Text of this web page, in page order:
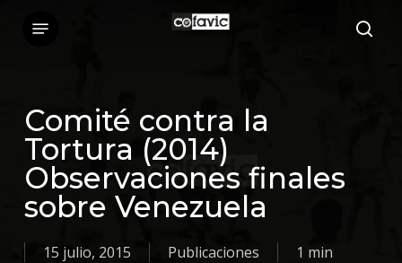
content
Comité contra la
Tortura (2014)
Observaciones finales
sobre Venezuela
15 julio, 2015 Publicaciones
1 min